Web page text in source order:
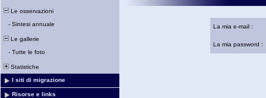
Le osservazioni
- Sintesi annuale
Le gallerie
- Tutte le foto
Statistiche
I siti di migrazione
Risorse e links
La mia e-mail :
La mia password :